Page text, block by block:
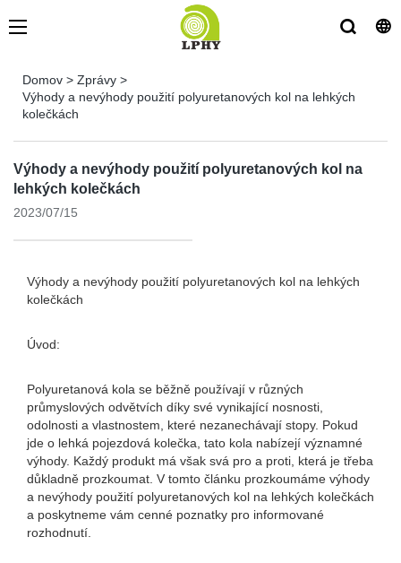
Domov > Zprávy >
Výhody a nevýhody použití polyuretanových kol na lehkých
kolečkách
Výhody a nevýhody použití polyuretanových kol na
lehkých kolečkách
2023/07/15
Výhody a nevýhody použití polyuretanových kol na lehkých
kolečkách
Úvod:
Polyuretanová kola se běžně používají v různých
průmyslových odvětvích díky své vynikající nosnosti,
odolnosti a vlastnostem, které nezanechávají stopy. Pokud
jde o lehká pojezdová kolečka, tato kola nabízejí významné
výhody. Každý produkt má však svá pro a proti, která je třeba
důkladně prozkoumat. V tomto článku prozkoumáme výhody
a nevýhody použití polyuretanových kol na lehkých kolečkách
a poskytneme vám cenné poznatky pro informované
rozhodnutí.